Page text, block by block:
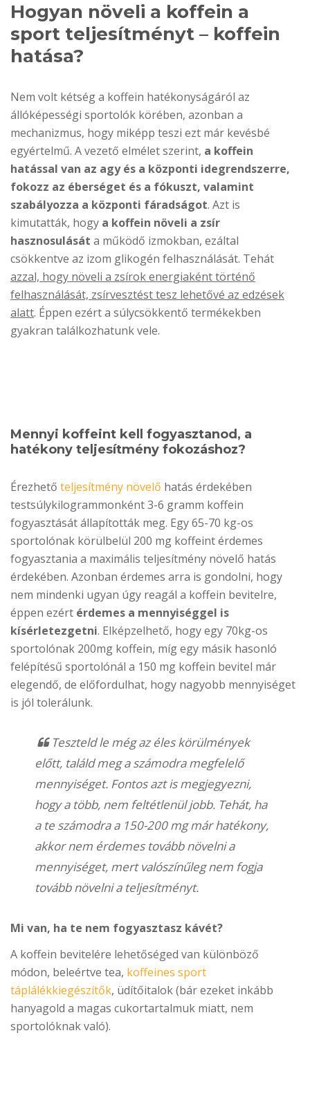
Hogyan növeli a koffein a
sport teljesítményt – koffein
hatása?
Nem volt kétség a koffein hatékonyságáról az
állóképességi sportolók körében, azonban a
mechanizmus, hogy miképp teszi ezt már kevésbé
egyértelmű. A vezető elmélet szerint, a koffein
hatással van az agy és a központi idegrendszerre,
fokozz az éberséget és a fókuszt, valamint
szabályozza a központi fáradságot. Azt is
kimutatták, hogy a koffein növeli a zsír
hasznosulását a működő izmokban, ezáltal
csökkentve az izom glikogén felhasználását. Tehát
azzal, hogy növeli a zsírok energiaként történő
felhasználását, zsírvesztést tesz lehetővé az edzések
alatt. Éppen ezért a súlycsökkentő termékekben
gyakran találkozhatunk vele.
Mennyi koffeint kell fogyasztanod, a
hatékony teljesítmény fokozáshoz?
Érezhető teljesítmény növelő hatás érdekében
testsúlykilogrammonként 3-6 gramm koffein
fogyasztását állapították meg. Egy 65-70 kg-os
sportolónak körülbelül 200 mg koffeint érdemes
fogyasztania a maximális teljesítmény növelő hatás
érdekében. Azonban érdemes arra is gondolni, hogy
nem mindenki ugyan úgy reagál a koffein bevitelre,
éppen ezért érdemes a mennyiséggel is
kísérletezgetni. Elképzelhető, hogy egy 70kg-os
sportolónak 200mg koffein, míg egy másik hasonló
felépítésű sportolónál a 150 mg koffein bevitel már
elegendő, de előfordulhat, hogy nagyobb mennyiséget
is jól tolerálunk.
Teszteld le még az éles körülmények
előtt, találd meg a számodra megfelelő
mennyiséget. Fontos azt is megjegyezni,
hogy a több, nem feltétlenül jobb. Tehát, ha
a te számodra a 150-200 mg már hatékony,
akkor nem érdemes tovább növelni a
mennyiséget, mert valószínűleg nem fogja
tovább növelni a teljesítményt.
Mi van, ha te nem fogyasztasz kávét?
A koffein bevitelére lehetőséged van különböző
módon, beleértve tea, koffeines sport
táplálékkiegészítők, üdítőitalok (bár ezeket inkább
hanyagold a magas cukortartalmuk miatt, nem
sportolóknak való).